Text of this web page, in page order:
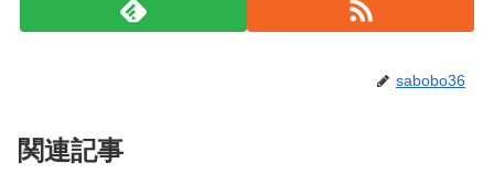
sabobo36
関連記事